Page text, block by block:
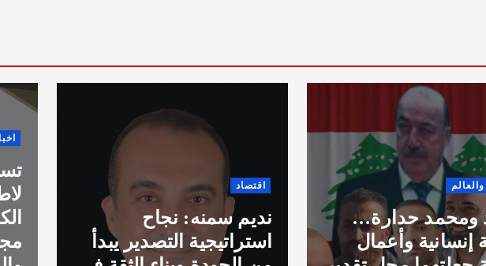
سمنه: نجاح
التصدير يبدأ
اخبار عالمية
لاطلاق فعاليات جائزتها
الكبرى في مختلف
مجالات الحياة مثل العلوم